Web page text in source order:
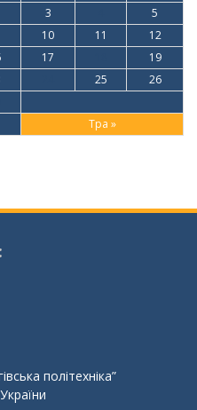
Тра »
3
5
10 11
12
17
19
25
26
політехніка”